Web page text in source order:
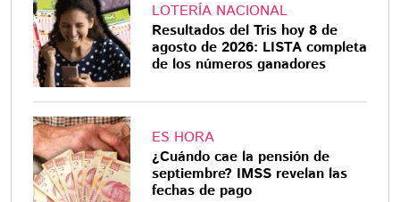
LOTERÍA NACIONAL
Resultados del Tris hoy 8 de
agosto de 2026: LISTA completa
de los números ganadores
ES HORA
¿Cuándo cae la pensión de
septiembre? IMSS revelan las
fechas de pago